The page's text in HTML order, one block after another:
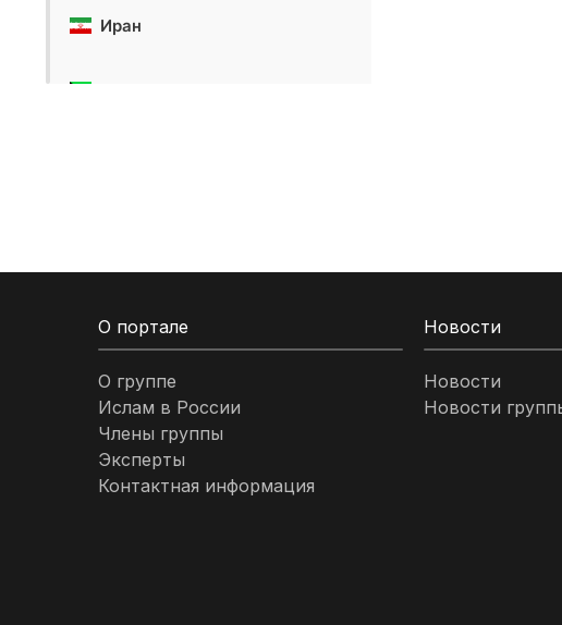
Иран
Малайзия
Марокко
Нигерия
О портале
О группе
Ислам в России
Члены группы
Эксперты
Контактная информация
Новости
Новости
Новости